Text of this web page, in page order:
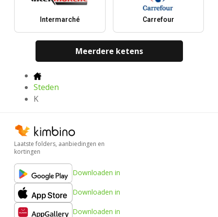
Intermarché Carrefour
Meerdere ketens
Steden
K
Laatste folders, aanbiedingen en
kortingen
Downloaden in
Downloaden in
Downloaden in